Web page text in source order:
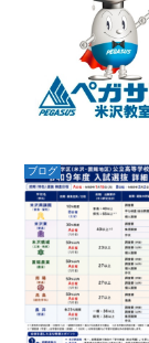
ブログ